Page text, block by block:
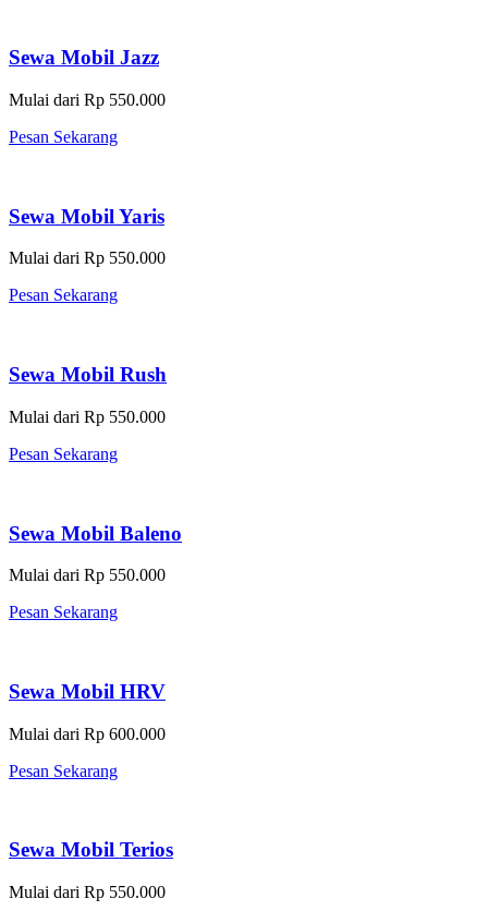
Sewa Mobil Jazz
Mulai dari Rp 550.000
Pesan Sekarang
Sewa Mobil Yaris
Mulai dari Rp 550.000
Pesan Sekarang
Sewa Mobil Rush
Mulai dari Rp 550.000
Pesan Sekarang
Sewa Mobil Baleno
Mulai dari Rp 550.000
Pesan Sekarang
Sewa Mobil HRV
Mulai dari Rp 600.000
Pesan Sekarang
Sewa Mobil Terios
Mulai dari Rp 550.000